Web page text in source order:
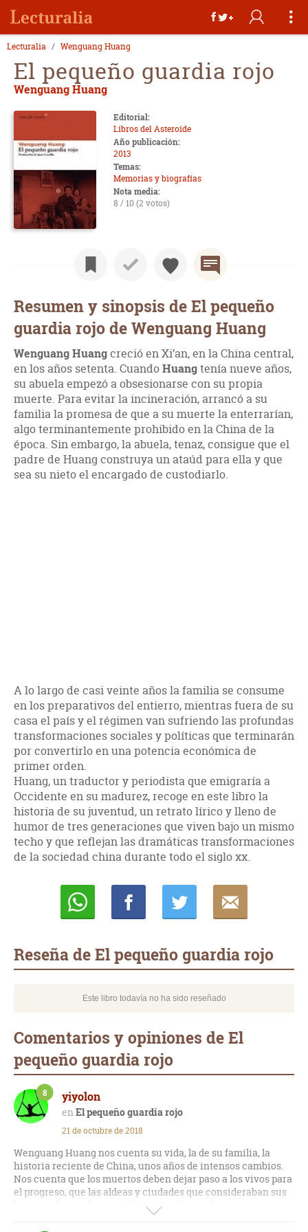
Lecturalia Wenguang Huang
El pequeño guardia rojo
Wenguang Huang
Editorial:
Libros del Asteroide
Año publicación:
2013
Temas:
Memorias y biografías
Nota media:
8 / 10 (2 votos)
Resumen y sinopsis de El pequeño
guardia rojo de Wenguang Huang
Wenguang Huangcreció en Xi’an, en la China central,
en los años setenta. CuandoHuangtenía nueve años,
su abuela empezó a obsesionarse con su propia
muerte. Para evitar la incineración, arrancó a su
familia la promesa de que a su muerte la enterrarían,
algo terminantemente prohibido en la China de la
época. Sin embargo, la abuela, tenaz, consigue que el
padre de Huang construya un ataúd para ella y que
sea su nieto el encargado de custodiarlo.
A lo largo de casi veinte años la familia se consume
en los preparativos del entierro, mientras fuera de su
casa el país y el régimen van sufriendo las profundas
transformaciones sociales y políticas que terminarán
por convertirlo en una potencia económica de
primer orden.
Huang, un traductor y periodista que emigraría a
Occidente en su madurez, recoge en este libro la
historia de su juventud, un retrato lírico y lleno de
humor de tres generaciones que viven bajo un mismo
techo y que reflejan las dramáticas transformaciones
de la sociedad china durante todo el siglo xx.
Reseña de El pequeño guardia rojo
Este libro todavía no ha sido reseñado
Comentarios y opiniones de El
pequeño guardia rojo
yiyolon
El pequeño guardia rojo
8
21 de octubre de 2018
Wenguang Huang nos cuenta su vida, la de su familia, la
historia reciente de China, unos años de intensos cambios.
Nos cuenta que los muertos deben dejar paso a los vivos para
el progreso, que las aldeas y ciudades que consideraban sus
hogares de antaño se estaban transformando y ya apenas se
las reconocía. Las excavadoras pasaban por encima de los